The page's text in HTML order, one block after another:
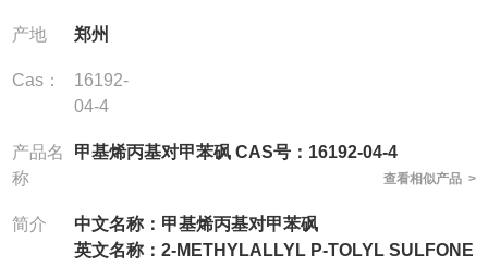
产地 郑州
Cas：
16192-
04-4
产品名
称
甲基烯丙基对甲苯砜 CAS号：16192-04-4
查看相似产品 >
简介
中文名称：甲基烯丙基对甲苯砜
英文名称： 2-METHYLALLYL P-TOLYL SULFONE